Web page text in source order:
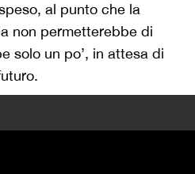
al punto che la
non permetterebbe di
solo un po’, in attesa di